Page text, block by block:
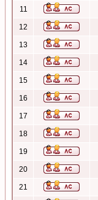
11
12
13
14
15
16
17
18
19
20
21